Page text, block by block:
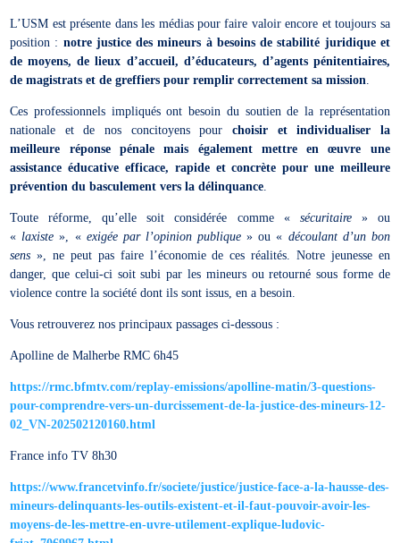
L’USM est présente dans les médias pour faire valoir encore et toujours sa
position : notre justice des mineurs à besoins de stabilité juridique et
de moyens, de lieux d’accueil, d’éducateurs, d’agents pénitentiaires,
de magistrats et de greffiers pour remplir correctement sa mission
Ces professionnels impliqués ont besoin du soutien de la représentation
nationale et de nos concitoyens pour choisir et individualiser la
meilleure réponse pénale mais également mettre en œuvre une
assistance éducative efficace, rapide et concrète pour une meilleure
prévention du basculement vers la délinquance
Toute réforme, qu’elle soit considérée comme « sécuritaire» ou
« laxiste », « exigée par l’opinion publique » ou « découlant d’un bon
sens », ne peut pas faire l’économie de ces réalités. Notre jeunesse en
danger, que celui-ci soit subi par les mineurs ou retourné sous forme de
violence contre la société dont ils sont issus, en a besoin.
Vous retrouverez nos principaux passages ci-dessous :
Apolline de Malherbe RMC 6h45
https://rmc.bfmtv.com/replay-emissions/apolline-matin/3-questions-
pour-comprendre-vers-un-durcissement-de-la-justice-des-mineurs-12-
02_VN-202502120160.html
France info TV 8h30
https://www.francetvinfo.fr/societe/justice/justice-face-a-la-hausse-des-
mineurs-delinquants-les-outils-existent-et-il-faut-pouvoir-avoir-les-
moyens-de-les-mettre-en-uvre-utilement-explique-ludovic-